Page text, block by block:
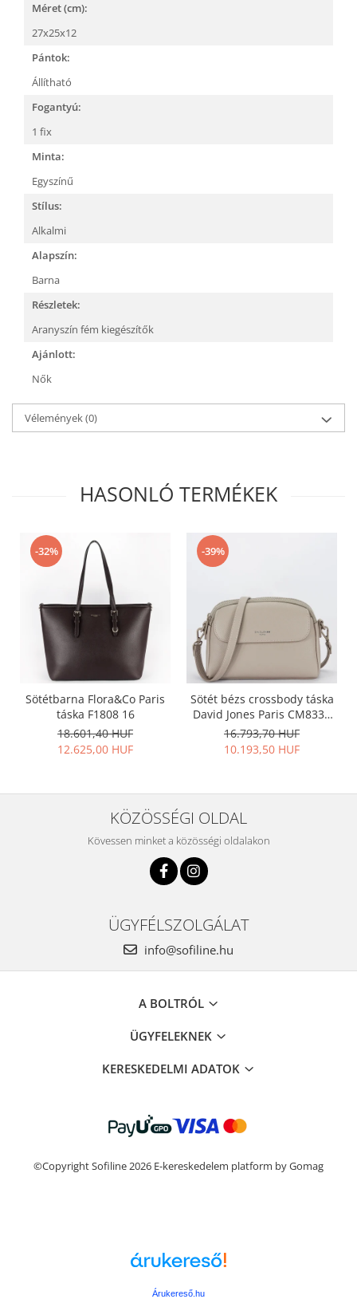
Méret (cm):
27x25x12
Pántok:
Állítható
Fogantyú:
1 fix
Minta:
Egyszínű
Stílus:
Alkalmi
Alapszín:
Barna
Részletek:
Aranyszín fém kiegészítők
Ajánlott:
Nők
Vélemények(0)
HASONLÓ TERMÉKEK
-32%
Sötétbarna Flora&Co Paris
táska F1808 16
18.601,40 HUF
12.625,00 HUF
-39%
Sötét bézs crossbody táska
David Jones Paris CM8330
15
16.793,70 HUF
10.193,50 HUF
KÖZÖSSÉGI OLDAL
Kövessen minket a közösségi oldalakon
ÜGYFÉLSZOLGÁLAT
info@sofiline.hu
A BOLTRÓL
ÜGYFELEKNEK
KERESKEDELMI ADATOK
©Copyright Sofiline 2026 E-kereskedelem platform by Gomag
Árukereső.hu